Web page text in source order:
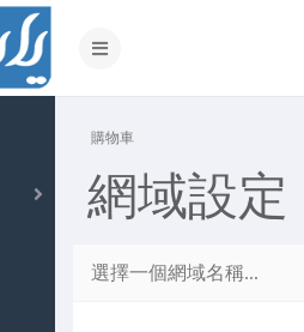
切
導
購物車
網域設定
選擇一個網域名稱...